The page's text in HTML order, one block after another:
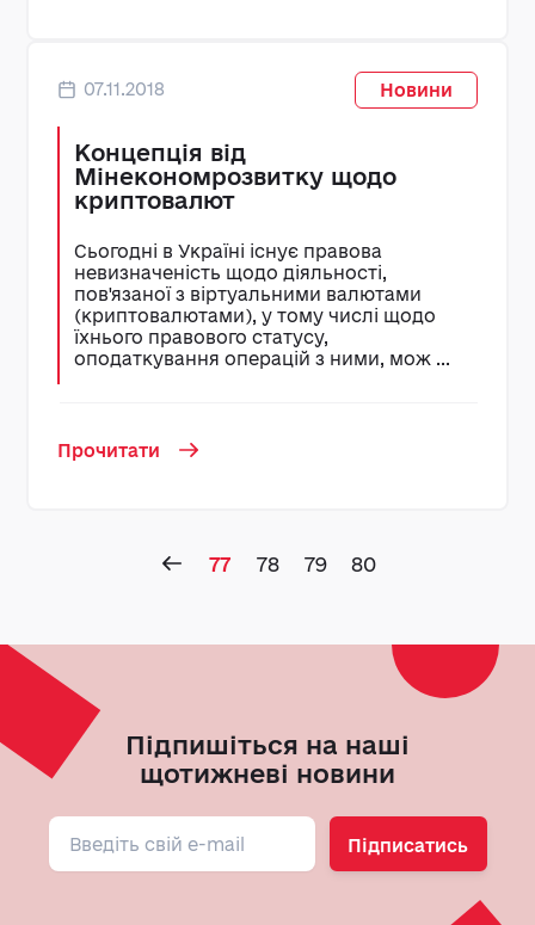
07.11.2018 Новини
Концепція від
Мінекономрозвитку щодо
криптовалют
Сьогодні в Україні існує правова
невизначеність щодо діяльності,
пов'язаної з віртуальними валютами
(криптовалютами), у тому числі щодо
їхнього правового статусу,
оподаткування операцій з ними, мож ...
Прочитати
77 78 79 80
Підпишіться на наші
щотижневі новини
Підписатись